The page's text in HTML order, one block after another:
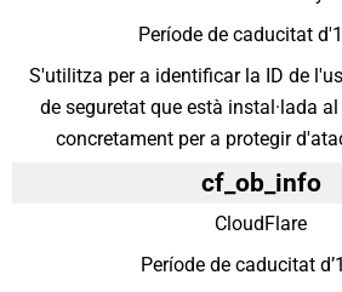
Període de caducitat
S'utilitza per a identificar la ID de
de seguretat que està instal·lada
concretament per a protegir
cf_ob_info
CloudFlare
Període de caducitat